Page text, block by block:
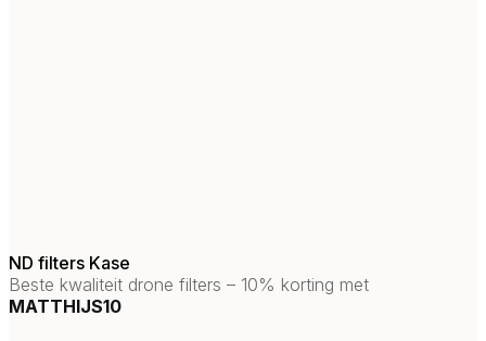
ND filters Kase
Beste kwaliteit drone filters – 10% korting met
MATTHIJS10